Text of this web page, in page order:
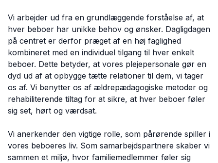
Vi arbejder ud fra en grundlæggende forståelse af, at
hver beboer har unikke behov og ønsker. Dagligdagen
på centret er derfor præget af en høj faglighed
kombineret med en individuel tilgang til hver enkelt
beboer. Dette betyder, at vores plejepersonale gør en
dyd ud af at opbygge tætte relationer til dem, vi tager
os af. Vi benytter os af ældrepædagogiske metoder og
rehabiliterende tiltag for at sikre, at hver beboer føler
sig set, hørt og værdsat.
Vi anerkender den vigtige rolle, som pårørende spiller i
vores beboeres liv. Som samarbejdspartnere skaber vi
sammen et miljø, hvor familiemedlemmer føler sig